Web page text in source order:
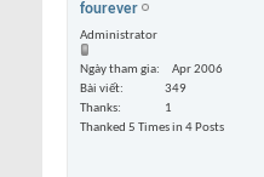
fourever
Administrator
Ngày tham gia
Apr 2006
Bài viết
349
Thanks
1
Thanked 5 Times in 4 Posts